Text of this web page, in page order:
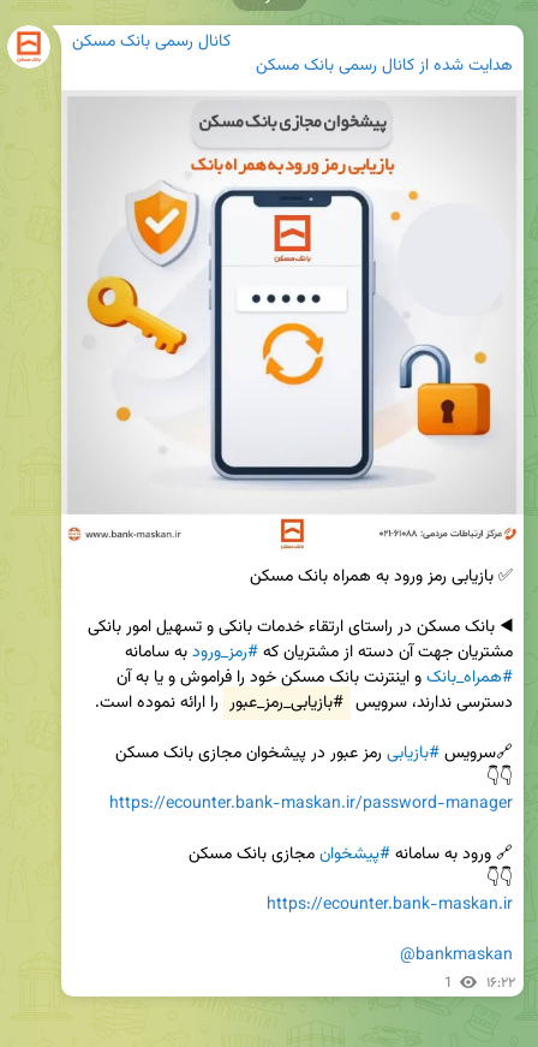
کانال رسمی بانک مسکن
هدایت شده ازکانال رسمی بانک مسکن
مشتریان جهت آن دسته از مشتریان که #رمز_ورود به سامانه
#همراه_بانک
دسترسی ندارند، سرویس #بازیابی_رمز_عبور
🔗سرویس #بازیابی
👇👇
https://ecounter.bank-maskan.ir/password-manager
🔗 ورود به سامانه #پیشخوان
👇👇
https://ecounter.bank-maskan.ir
@bankmaskan
1 ۱۶:۲۲